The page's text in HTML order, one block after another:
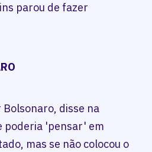
parou de fazer
disse na
poderia 'pensar' em
mas se não colocou o